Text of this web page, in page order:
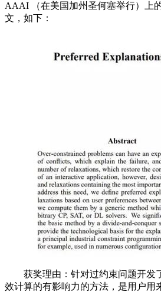
AAAI （在美国加州圣何塞举行）上
文，如下：
获奖理由：针对过约束问题开发
效计算的有影响力的方法，是用户用